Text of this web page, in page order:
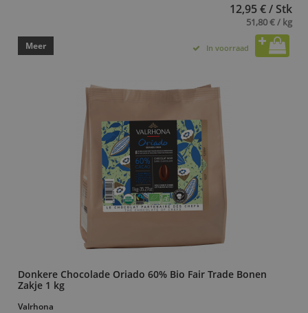
12,95 € / Stk
51,80 € / kg
Meer In voorraad
Donkere Chocolade Oriado 60% Bio Fair Trade Bonen
Zakje 1 kg
Valrhona